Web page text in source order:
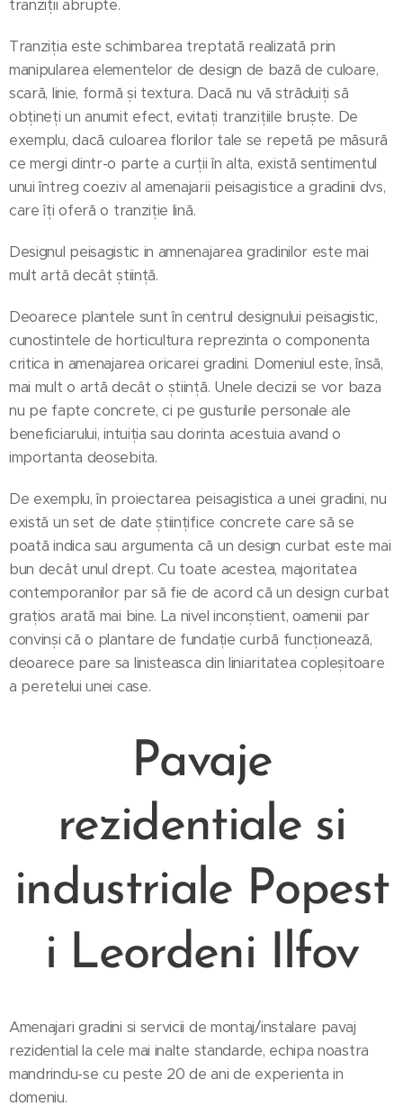
tranziții abrupte.
Tranziția este schimbarea treptată realizată prin
manipularea elementelor de design de bază de culoare,
scară, linie, formă și textura. Dacă nu vă străduiți să
obțineți un anumit efect, evitați tranzițiile bruște. De
exemplu, dacă culoarea florilor tale se repetă pe măsură
ce mergi dintr-o parte a curții în alta, există sentimentul
unui întreg coeziv al amenajarii peisagistice a gradinii dvs,
care îți oferă o tranziție lină.
Designul peisagistic in amnenajarea gradinilor este mai
mult artă decât știință.
Deoarece plantele sunt în centrul designului peisagistic,
cunostintele de horticultura reprezinta o componenta
critica in amenajarea oricarei gradini. Domeniul este, însă,
mai mult o artă decât o știință. Unele decizii se vor baza
nu pe fapte concrete, ci pe gusturile personale ale
beneficiarului, intuiția sau dorinta acestuia avand o
importanta deosebita.
De exemplu, în proiectarea peisagistica a unei gradini, nu
există un set de date științifice concrete care să se
poată indica sau argumenta că un design curbat este mai
bun decât unul drept. Cu toate acestea, majoritatea
contemporanilor par să fie de acord că un design curbat
grațios arată mai bine. La nivel inconștient, oamenii par
convinși că o plantare de fundație curbă funcționează,
deoarece pare sa linisteasca din liniaritatea copleșitoare
a peretelui unei case.
Pavaje
rezidentiale si
industriale Popest
i Leordeni Ilfov
Amenajari gradini si servicii de montaj/instalare pavaj
rezidential la cele mai inalte standarde, echipa noastra
mandrindu-se cu peste 20 de ani de experienta in
domeniu.